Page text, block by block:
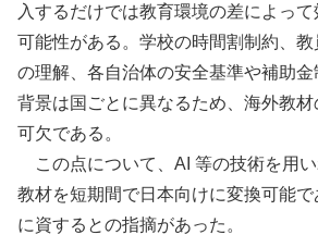
入するだけでは教育環境の差によっ
可能性がある。学校の時間割制約、
の理解、各自治体の安全基準や補助
背景は国ごとに異なるため、海外教
可欠である。
この点について、AI 等の技術を用
教材を短期間で日本向けに変換可能
に資するとの指摘があった。